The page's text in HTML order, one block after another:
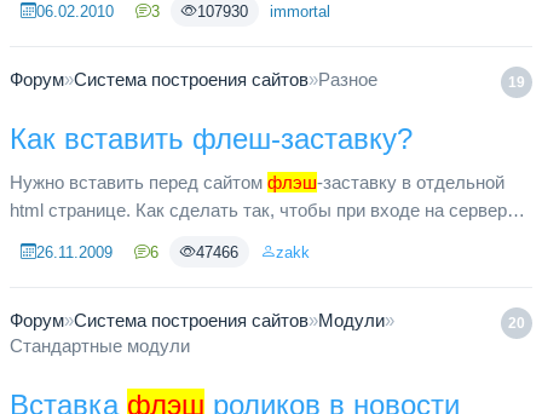
очень хорошо. прежде чем и...
06.02.2010 3 107930 immortal
19
Форум»Система построения сайтов»Разное
Как вставить флеш-заставку?
Нужно вставить перед сайтом флэш-заставку в отдельной
html странице. Как сделать так, чтобы при входе на сервер
26.11.2009 6 47466 zakk
20
Форум»Система построения сайтов»Модули»
Стандартные модули
Вставка флэш роликов в новости